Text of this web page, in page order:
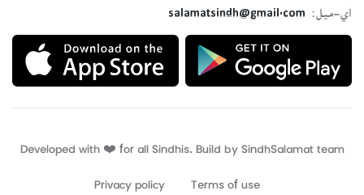
اي-ميل:
salamatsindh@gmail.com
Developed with ❤️ for all Sindhis. Build by
Terms of use